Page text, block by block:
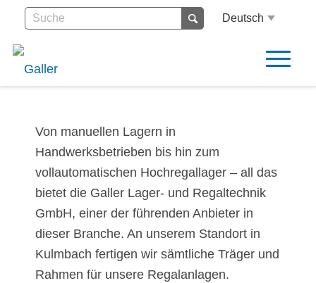
Deutsch
Von manuellen Lagern in
Handwerksbetrieben bis hin zum
vollautomatischen Hochregallager – all das
bietet die Galler Lager- und Regaltechnik
GmbH, einer der führenden Anbieter in
dieser Branche. An unserem Standort in
Kulmbach fertigen wir sämtliche Träger und
Rahmen für unsere Regalanlagen.